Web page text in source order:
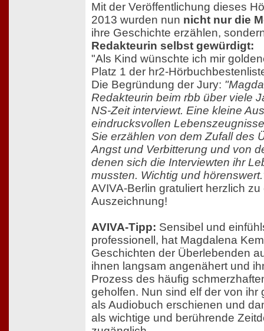
Mit der Veröffentlichung dieses
2013 wurden nun nicht nur die
ihre Geschichte erzählen,
Redakteurin selbst gewürdigt:
"Als Kind wünschte ich mir
Platz 1 der hr2-
Die Begründung der Jury:
Redakteurin beim rbb über viele
NS-Zeit interviewt. Eine kleine
eindrucksvollen
Sie erzählen von dem Zufall des
Angst und Verbitterung und von
denen sich die Interviewten ihr
mussten. Wichtig und
AVIVA-Berlin gratuliert herzlich zu
Auszeichnung!
AVIVA-Tipp: Sensibel und
professionell, hat Magdalena
Geschichten der Überlebenden
ihnen langsam angenähert und
Prozess des häufig
geholfen. Nun sind elf der von ihr
als Audiobuch erschienen und
als wichtige und berührende